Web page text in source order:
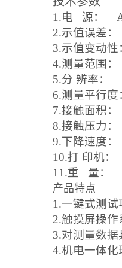
1.电 源：
2.示值误差
3.示值变动
4.测量范围
5.分 辨率：
6.测量平行
7.接触面积
8.接触压力
9.下降速度
10.打 印机
11.重 量：
产品特点
1.一键式测试
2.触摸屏操作
3.对测量数据
4.机电一体